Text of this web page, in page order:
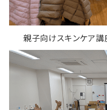
親子向けスキンケア講